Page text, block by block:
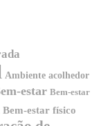
Ambiente acolhedor
estar Bem-estar
Bem-estar físico